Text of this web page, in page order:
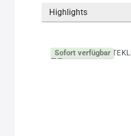
Sofort verfügbar